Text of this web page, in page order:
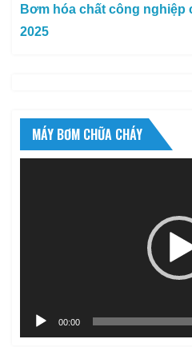
Bơm hóa chất công nghiệp
2025
MÁY BƠM CHỮA CHÁY
00:00